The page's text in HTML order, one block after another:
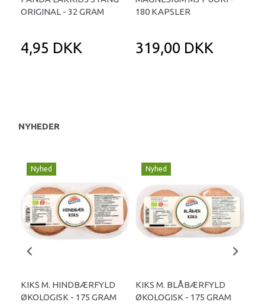
ORIGINAL - 32 GRAM
4,95 DKK
180 KAPSLER
319,00 DKK
NYHEDER
Nyhed
KIKS M. HINDBÆRFYLD
ØKOLOGISK - 175 GRAM
Nyhed
KIKS M. BLÅBÆRFYLD
ØKOLOGISK - 175 GRAM